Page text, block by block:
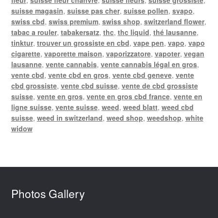
suisse magasin, suisse pas cher, suisse pollen, svapo,
swiss cbd, swiss premium, swiss shop, switzerland flower,
tabac a rouler, tabakersatz, thc, thc liquid, thé lausanne,
tinktur, trouver un grossiste en cbd, vape pen, vapo, vapo
cigarette, vaporette maison, vaporizzatore, vapoter, vegan
lausanne, vente cannabis, vente cannabis légal en gros,
vente cbd, vente cbd en gros, vente cbd geneve, vente
cbd grossiste, vente cbd suisse, vente de cbd grossiste
suisse, vente en gros, vente en gros cbd france, vente en
ligne suisse, vente suisse, weed, weed blatt, weed cbd
suisse, weed in switzerland, weed shop, weedshop, white
widow
Photos Gallery